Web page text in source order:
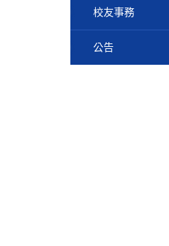
校友事務
公告